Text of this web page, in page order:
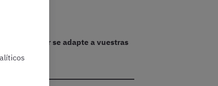
que mejor se adapte a vuestras